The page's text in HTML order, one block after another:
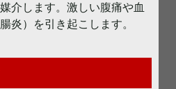
介します。激しい腹痛や血
炎）を引き起こします。